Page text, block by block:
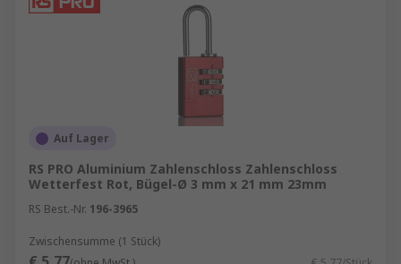
Auf Lager
RS PRO Aluminium Zahlenschloss Zahlenschloss
Wetterfest Rot, Bügel-Ø 3 mm x 21 mm 23mm
RS Best.-Nr. 196-3965
Zwischensumme (1 Stück)